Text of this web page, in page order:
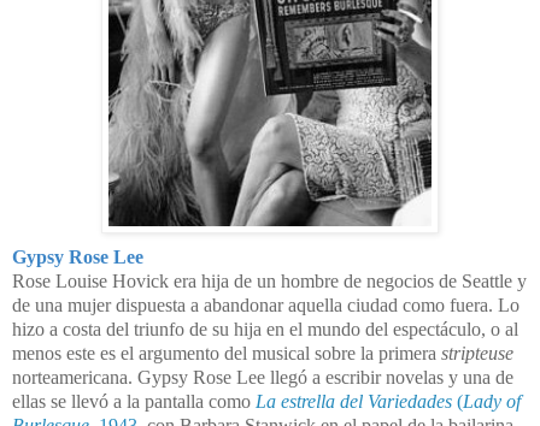
Gypsy Rose Lee
Rose Louise Hovick era hija de un hombre de negocios de Seattle y
de una mujer dispuesta a abandonar aquella ciudad como fuera. Lo
hizo a costa del triunfo de su hija en el mundo del espectáculo, o al
menos este es el argumento del musical sobre la primera stripteuse
norteamericana. Gypsy Rose Lee llegó a escribir novelas y una de
ellas se llevó a la pantalla como La estrella del Variedades (Lady of